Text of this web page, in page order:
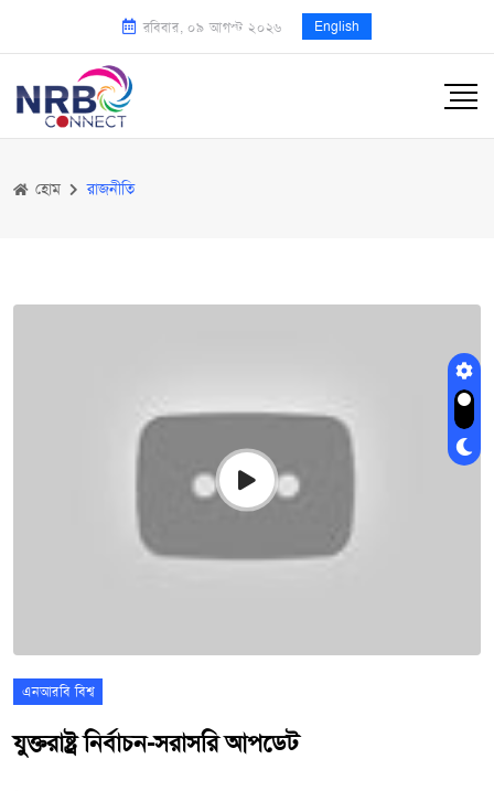
রবিবার, ০৯ আগস্ট ২০২৬ English
হোম রাজনীতি
এনআরবি বিশ্ব
যুক্তরাষ্ট্র নির্বাচন-সরাসরি আপডেট